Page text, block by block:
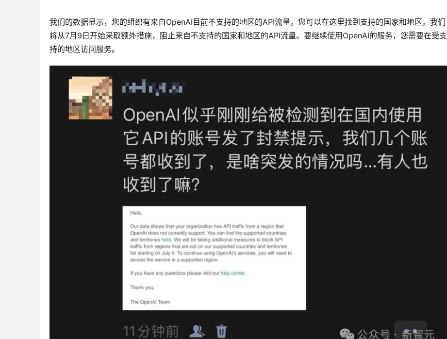
我们的数据显示，您的组织有来自OpenAI目前不支持的地区的API流量。您可以在这里找到支持的国家和地区。我们
将从7月9日开始采取额外措施，阻止来自不支持的国家和地区的API流量。要继续使用OpenAI的服务，您需要在受支
持的地区访问服务。